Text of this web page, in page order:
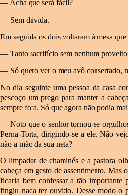
— Acha que será fácil?
— Sem dúvida.
Em seguida os dois voltaram à mesa
— Tanto sacrifício sem nenhum
— Só quero ver o meu avô consertado,
No dia seguinte uma pessoa da casa
pescoço um prego para manter a
sempre fora. Só que agora não podia
— Noto que o senhor tornou-se
Perna-Torta, dirigindo-se a ele. Não
não a mão da sua neta?
O limpador de chaminés e a pastora
cabeça em gesto de assentimento.
ficaria bem confessar a tão importante
fingiu nada ter ouvido. Desse modo o